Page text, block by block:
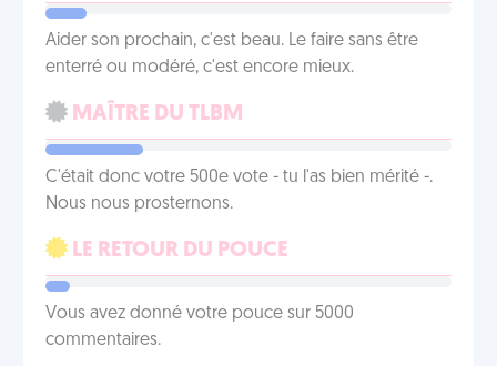
Aider son prochain, c'est beau. Le faire sans être
enterré ou modéré, c'est encore mieux.
MAÎTRE DU TLBM
C'était donc votre 500e vote - tu l'as bien mérité -.
Nous nous prosternons.
LE RETOUR DU POUCE
Vous avez donné votre pouce sur 5000
commentaires.